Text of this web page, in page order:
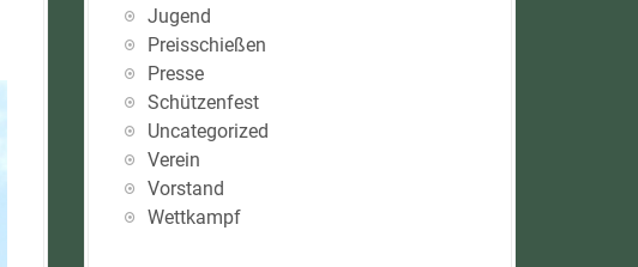
Jugend
Preisschießen
Presse
Schützenfest
Uncategorized
Verein
Vorstand
Wettkampf